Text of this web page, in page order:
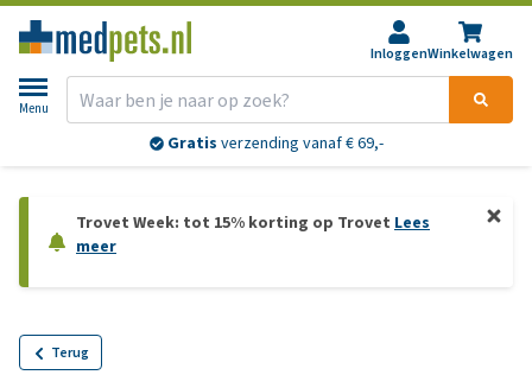
InloggenWinkelwagen
Menu
Gratis verzending vanaf € 69,-
Trovet Week: tot 15% korting op Trovet Lees
meer
Terug